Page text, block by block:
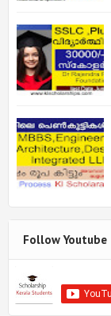
Follow Youtube